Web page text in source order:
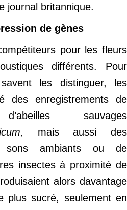
journal britannique.
de gènes
pour les fleurs
différents. Pour
les distinguer, les
des enregistrements de
sauvages
mais aussi des
sons ambiants ou de
insectes à proximité de
alors davantage
plus sucré, seulement en